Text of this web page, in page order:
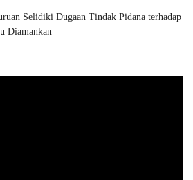
Selidiki Dugaan Tindak Pidana terhadap
Diamankan